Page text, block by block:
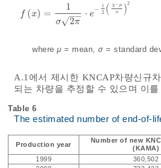
f (x) =
1
σ 2π
−−
√
⋅ e
−
1
2 ( χ−μ
σ
)2
fx =1σ2π e- 2 χ μ σ2
where μ = mean, σ = standard
A.1에서 제시한 KNCAP차량신규
되는 차량을 추정할 수 있으며 이
Table 6
The estimated number of end-of-
Production year
Number of new
(KAMA)
1999
360,502